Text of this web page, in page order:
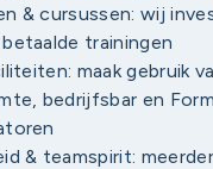
& cursussen: wij
trainingen
maak gebruik
bedrijfsbar en
& teamspirit: